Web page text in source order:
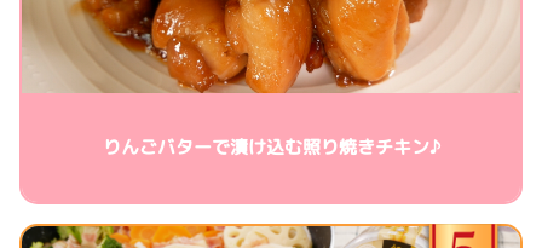
りんごバターで漬け込む照り焼きチキン♪